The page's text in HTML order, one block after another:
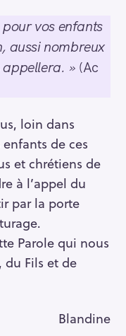
vos enfants
aussi nombreux
appellera. » (Ac
loin dans
de ces
et chrétiens de
à l’appel du
par la porte
Parole qui nous
du Fils et de
Blandine